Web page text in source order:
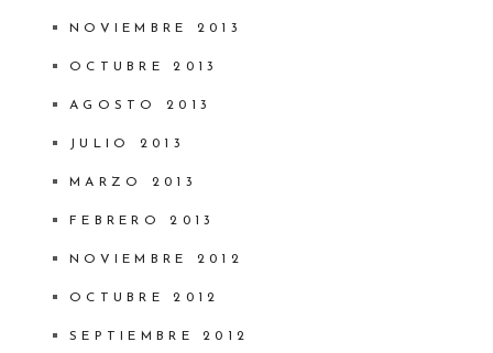
NOVIEMBRE 2013
OCTUBRE 2013
AGOSTO 2013
JULIO 2013
MARZO 2013
FEBRERO 2013
NOVIEMBRE 2012
OCTUBRE 2012
SEPTIEMBRE 2012